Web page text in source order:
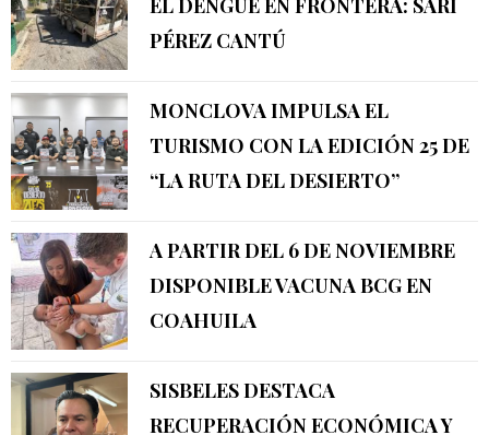
PÉREZ CANTÚ
MONCLOVA IMPULSA EL
TURISMO CON LA EDICIÓN 25 DE
“LA RUTA DEL DESIERTO”
A PARTIR DEL 6 DE NOVIEMBRE
DISPONIBLE VACUNA BCG EN
COAHUILA
SISBELES DESTACA
RECUPERACIÓN ECONÓMICA Y